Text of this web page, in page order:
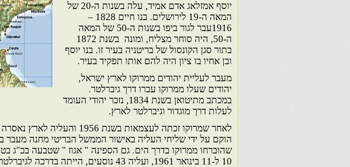
יוסף אמזלאג אדם אמיד, עלה בשנות ה-20 של
המאה ה-19 לירושלים. בנו חיים 1828 –
1916עבר לגור ביפו בשנות ה-50 של המאה
ה-50, היה סוחר מצליח, ומונה בשנת 1872
בתור סגן הקונסול של בריטניה בעיר זו. בנו יוסף
ובן אחיו בו ציון היה להם אותו תפקיד בעיר.
מעבר לעליית יהודים ממרוקו לארץ ישראל,
יהודים שעלו ממרוקו עברו דרך גיברלטר.
במכתב מתיטואן בשנת 1834, נזכר יהודי העומד
לעלות דרך מוגדור וגיברלטר לארץ.
לאחר שמרוקו זכתה לעצמאות בשנת 1956
הוקם על ידי שליחי העליה באישור הממשל הבריטי מחנה מעבר
שהוברחו ממרוקו בדרך הים. גם הספינה " אגוז " שטבעה בכ"ג
10 ל-11 בינואר 1961, ועליה 43 נוסעים, הייתה בדרכה לגיברלטר.